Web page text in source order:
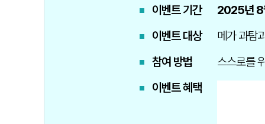
이벤트 기간
2025년 8
이벤트 대상
메가 과탐
참여 방법
스스로를
이벤트 혜택